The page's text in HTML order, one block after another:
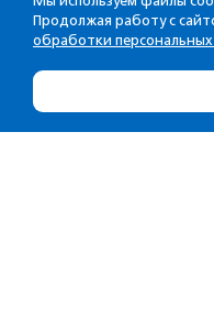
Продолжая работу с
обработки